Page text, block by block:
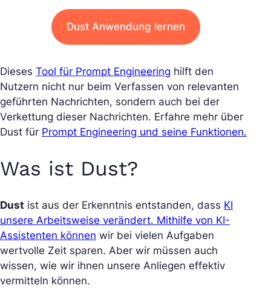
Dust Anwendung lernen
Dieses Tool für Prompt Engineering hilft den
Nutzern nicht nur beim Verfassen von relevanten
geführten Nachrichten, sondern auch bei der
Verkettung dieser Nachrichten. Erfahre mehr über
Dust für Prompt Engineering und seine Funktionen.
Was ist Dust?
Dust ist aus der Erkenntnis entstanden, dass KI
unsere Arbeitsweise verändert. Mithilfe von KI-
Assistenten können wir bei vielen Aufgaben
wertvolle Zeit sparen. Aber wir müssen auch
wissen, wie wir ihnen unsere Anliegen effektiv
vermitteln können.